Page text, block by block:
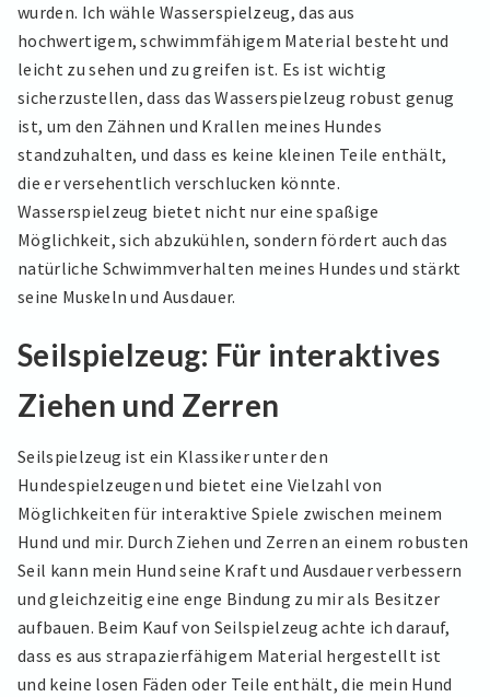
wurden. Ich wähle Wasserspielzeug, das aus
hochwertigem, schwimmfähigem Material besteht und
leicht zu sehen und zu greifen ist. Es ist wichtig
sicherzustellen, dass das Wasserspielzeug robust genug
ist, um den Zähnen und Krallen meines Hundes
standzuhalten, und dass es keine kleinen Teile enthält,
die er versehentlich verschlucken könnte.
Wasserspielzeug bietet nicht nur eine spaßige
Möglichkeit, sich abzukühlen, sondern fördert auch das
natürliche Schwimmverhalten meines Hundes und stärkt
seine Muskeln und Ausdauer.
Seilspielzeug: Für interaktives
Ziehen und Zerren
Seilspielzeug ist ein Klassiker unter den
Hundespielzeugen und bietet eine Vielzahl von
Möglichkeiten für interaktive Spiele zwischen meinem
Hund und mir. Durch Ziehen und Zerren an einem robusten
Seil kann mein Hund seine Kraft und Ausdauer verbessern
und gleichzeitig eine enge Bindung zu mir als Besitzer
aufbauen. Beim Kauf von Seilspielzeug achte ich darauf,
dass es aus strapazierfähigem Material hergestellt ist
und keine losen Fäden oder Teile enthält, die mein Hund